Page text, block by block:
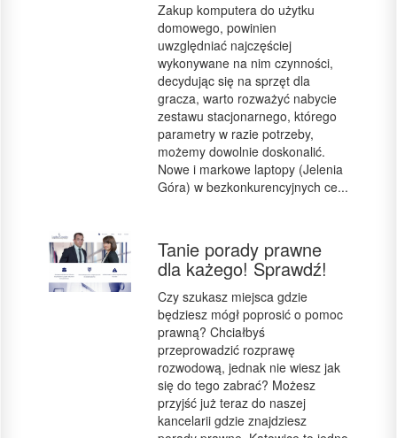
Zakup komputera do użytku
domowego, powinien
uwzględniać najczęściej
wykonywane na nim czynności,
decydując się na sprzęt dla
gracza, warto rozważyć nabycie
zestawu stacjonarnego, którego
parametry w razie potrzeby,
możemy dowolnie doskonalić.
Nowe i markowe laptopy (Jelenia
Góra) w bezkonkurencyjnych ce...
Tanie porady prawne
dla każego! Sprawdź!
Czy szukasz miejsca gdzie
będziesz mógł poprosić o pomoc
prawną? Chciałbyś
przeprowadzić rozprawę
rozwodową, jednak nie wiesz jak
się do tego zabrać? Możesz
przyjść już teraz do naszej
kancelarii gdzie znajdziesz